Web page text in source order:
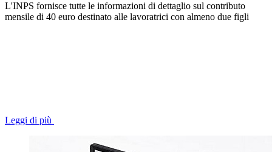
L'INPS fornisce tutte le informazioni di dettaglio sul contributo
mensile di 40 euro destinato alle lavoratrici con almeno due figli
Leggi di più